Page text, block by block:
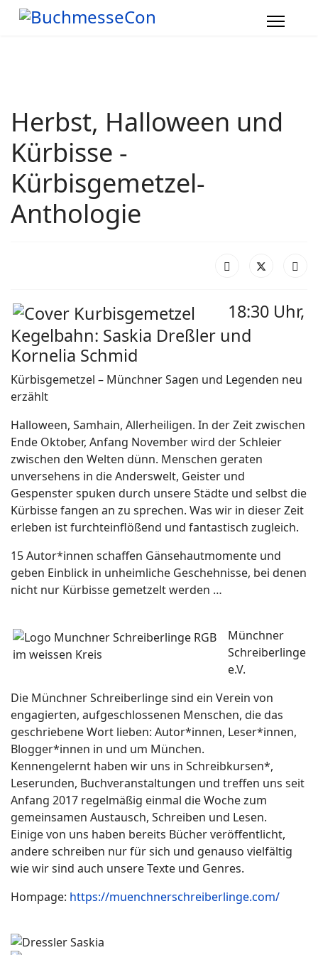
Herbst, Halloween und
Kürbisse -
Kürbisgemetzel-
Anthologie
18:30 Uhr,
Kegelbahn: Saskia Dreßler und
Kornelia Schmid
Kürbisgemetzel – Münchner Sagen und Legenden neu
erzählt
Halloween, Samhain, Allerheiligen. In der Zeit zwischen
Ende Oktober, Anfang November wird der Schleier
zwischen den Welten dünn. Menschen geraten
unversehens in die Anderswelt, Geister und
Gespenster spuken durch unsere Städte und selbst die
Kürbisse fangen an zu sprechen. Was wir in dieser Zeit
erleben ist furchteinflößend und fantastisch zugleich.
15 Autor*innen schaffen Gänsehautmomente und
geben Einblick in unheimliche Geschehnisse, bei denen
nicht nur Kürbisse gemetzelt werden …
Münchner
Schreiberlinge
e.V.
Die Münchner Schreiberlinge sind ein Verein von
engagierten, aufgeschlossenen Menschen, die das
geschriebene Wort lieben: Autor*innen, Leser*innen,
Blogger*innen in und um München.
Kennengelernt haben wir uns in Schreibkursen*,
Leserunden, Buchveranstaltungen und treffen uns seit
Anfang 2017 regelmäßig einmal die Woche zum
gemeinsamen Austausch, Schreiben und Lesen.
Einige von uns haben bereits Bücher veröffentlicht,
andere schreiben nur für sich und genauso vielfältig
wie wir sind auch unsere Texte und Genres.
Hompage: https://muenchnerschreiberlinge.com/